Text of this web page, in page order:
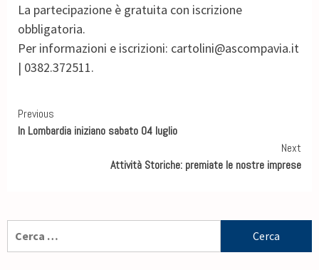
La partecipazione è gratuita con iscrizione
obbligatoria.
Per informazioni e iscrizioni: cartolini@ascompavia.it
| 0382.372511.
Previous
In Lombardia iniziano sabato 04 luglio
Next
Attività Storiche: premiate le nostre imprese